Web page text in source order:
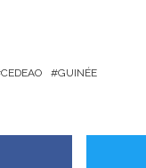
CEDEAO GUINÉE